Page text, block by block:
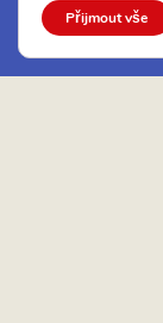
Přijmout vše